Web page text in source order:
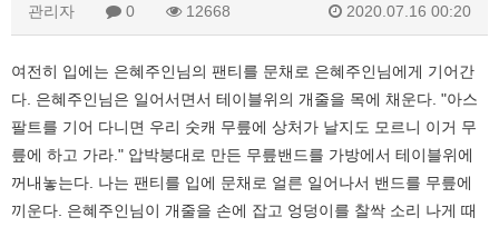
관리자 0 12668 2020.07.16 00:20
여전히 입에는 은혜주인님의 팬티를 문채로 은혜주인님에게 기어간
다. 은혜주인님은 일어서면서 테이블위의 개줄을 목에 채운다. "아스
팔트를 기어 다니면 우리 숫캐 무릎에 상처가 날지도 모르니 이거 무
릎에 하고 가라." 압박붕대로 만든 무릎밴드를 가방에서 테이블위에
꺼내놓는다. 나는 팬티를 입에 문채로 얼른 일어나서 밴드를 무릎에
끼운다. 은혜주인님이 개줄을 손에 잡고 엉덩이를 찰싹 소리 나게 때